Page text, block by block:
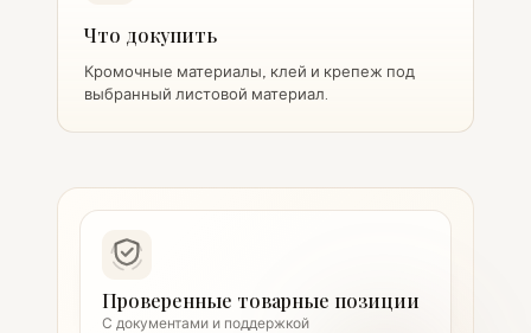
Что докупить
Кромочные материалы, клей и крепеж под
выбранный листовой материал.
Проверенные товарные позиции
С документами и поддержкой